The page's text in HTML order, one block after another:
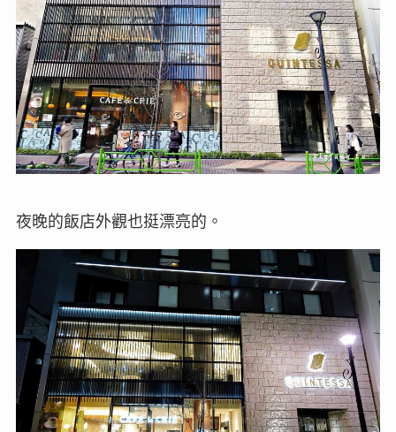
夜晚的飯店外觀也挺漂亮的。